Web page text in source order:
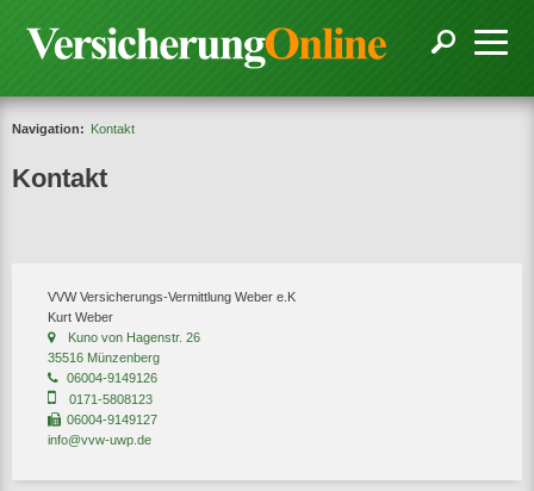
Navigation: Kontakt
Kontakt
VVW Versicherungs-Vermittlung Weber e.K
Kurt Weber
Kuno von Hagenstr. 26
35516 Münzenberg
06004-9149126
0171-5808123
06004-9149127
info@vvw-uwp.de